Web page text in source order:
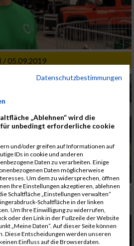
05.09.2019
Datenschutzbestimmungen
„Ablehnen“ wird die
unbedingt erforderliche cookie
und/oder greifen auf Informationen auf
IDs in cookie und anderen
Daten zu verarbeiten. Einige
Daten möglicherweise
Um dem zu widersprechen, öffnen
Ihre Einstellungen akzeptieren, ablehnen
Schaltfläche „Einstellungen verwalten“
Schaltfläche in der linken
Um Ihre Einwilligung zu widerrufen,
oder den Link in der Fußzeile der Website
„Meine Daten“. Auf dieser Seite können
Diese Entscheidungen werden unseren
Einfluss auf die Browserdaten.